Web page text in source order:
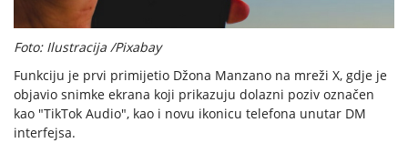
Foto: Ilustracija /Pixabay
Funkciju je prvi primijetio Džona Manzano na mreži X, gdje je
objavio snimke ekrana koji prikazuju dolazni poziv označen
kao "TikTok Audio", kao i novu ikonicu telefona unutar DM
interfejsa.